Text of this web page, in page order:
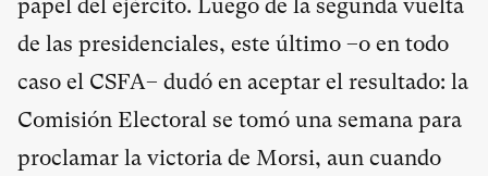
papel del ejército. Luego de la segunda vuelta
de las presidenciales, este último –o en todo
caso el CSFA– dudó en aceptar el resultado: la
Comisión Electoral se tomó una semana para
proclamar la victoria de Morsi, aun cuando